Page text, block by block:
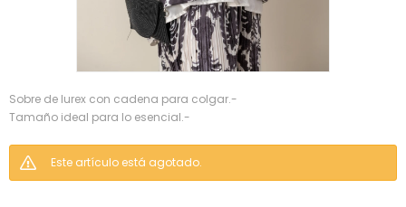
Sobre de lurex con cadena para colgar.-
Tamaño ideal para lo esencial.-
Este artículo está agotado.